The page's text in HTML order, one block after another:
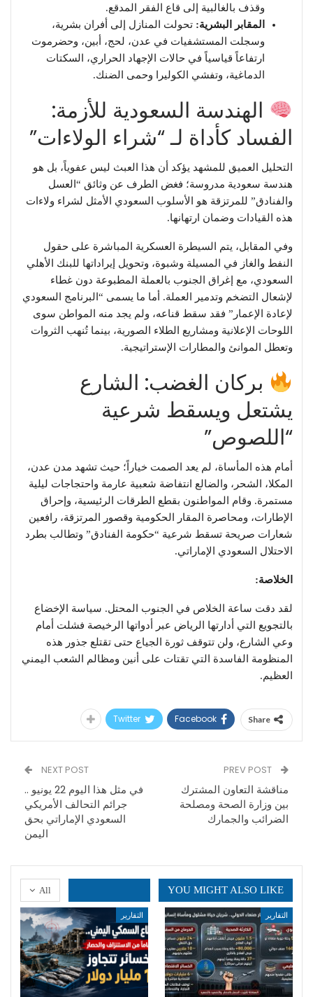
وقذف بالغالبية إلى قاع الفقر المدقع.
المقابر البشرية: تحولت المنازل إلى أفران بشرية،
وسجلت المستشفيات في عدن، لحج، أبين، وحضرموت
ارتفاعاً قياسياً في حالات الإجهاد الحراري، السكتات
الدماغية، وتفشي الكوليرا وحمى الضنك.
الهندسة السعودية للأزمة:
الفساد كأداة لـ “شراء الولاءات”
​التحليل العميق للمشهد يؤكد أن هذا العبث ليس عفوياً، بل هو
هندسة سعودية مدروسة؛ فغض الطرف عن وثائق “العسل
والفنادق” للمرتزقة هو الأسلوب السعودي الأمثل لشراء ولاءات
هذه القيادات وضمان ارتهانها.
​وفي المقابل، يتم السيطرة العسكرية المباشرة على حقول
النفط والغاز في المسيلة وشبوة، وتحويل إيراداتها للبنك الأهلي
السعودي، مع إغراق الجنوب بالعملة المطبوعة دون غطاء
لإشعال التضخم وتدمير العملة. أما ما يسمى “البرنامج السعودي
لإعادة الإعمار” فقد سقط قناعه، ولم يجد منه المواطن سوى
اللوحات الإعلانية ومشاريع الطلاء الصورية، بينما تُنهب الثروات
وتعطل الموانئ والمطارات الإستراتيجية.
بركان الغضب: الشارع
يشتعل ويسقط شرعية
“اللصوص”
​أمام هذه المأساة، لم يعد الصمت خياراً؛ حيث تشهد مدن عدن،
المكلا، الشحر، والضالع انتفاضة شعبية عارمة واحتجاجات ليلية
مستمرة. وقام المواطنون بقطع الطرقات الرئيسية، وإحراق
الإطارات، ومحاصرة المقار الحكومية وقصور المرتزقة، رافعين
شعارات صريحة تسقط شرعية “حكومة الفنادق” وتطالب بطرد
الاحتلال السعودي الإماراتي.
الخلاصة:
لقد دقت ساعة الخلاص في الجنوب المحتل. سياسة الإخضاع
بالتجويع التي أدارتها الرياض عبر أدواتها الرخيصة فشلت أمام
وعي الشارع، ولن تتوقف ثورة الجياع حتى تقتلع جذور هذه
المنظومة الفاسدة التي تقتات على أنين ومظالم الشعب اليمني
العظيم.
Share
Facebook
Twitter
مناقشة التعاون المشترك
بين وزارة الصحة ومصلحة
الضرائب والجمارك
NEXT POST
في مثل هذا اليوم 22 يونيو ..
جرائم التحالف الأمريكي
السعودي الإماراتي بحق
اليمن
All YOU MIGHT ALSO LIKE
التقارير التقارير